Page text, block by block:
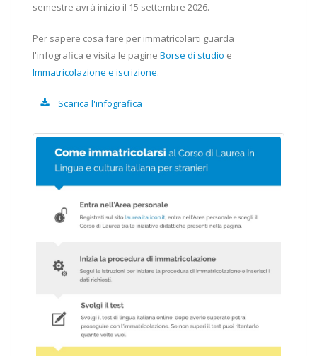
semestre avrà inizio il 15 settembre 2026.
Per sapere cosa fare per immatricolarti guarda
l'infografica e visita le pagine Borse di studio e
Immatricolazione e iscrizione.
Scarica l'infografica